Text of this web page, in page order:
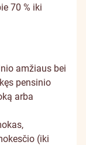
70 % iki
amžiaus bei
pensinio
arba
(iki